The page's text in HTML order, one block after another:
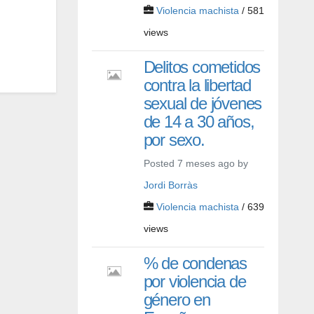
Violencia machista/ 581
views
Delitos cometidos
contra la libertad
sexual de jóvenes
de 14 a 30 años,
por sexo.
Posted 7 meses ago by
Jordi Borràs
Violencia machista/ 639
views
% de condenas
por violencia de
género en